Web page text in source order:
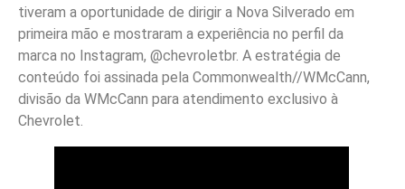
tiveram a oportunidade de dirigir a Nova Silverado em
primeira mão e mostraram a experiência no perfil da
marca no Instagram, @chevroletbr. A estratégia de
conteúdo foi assinada pela Commonwealth//WMcCann,
divisão da WMcCann para atendimento exclusivo à
Chevrolet.